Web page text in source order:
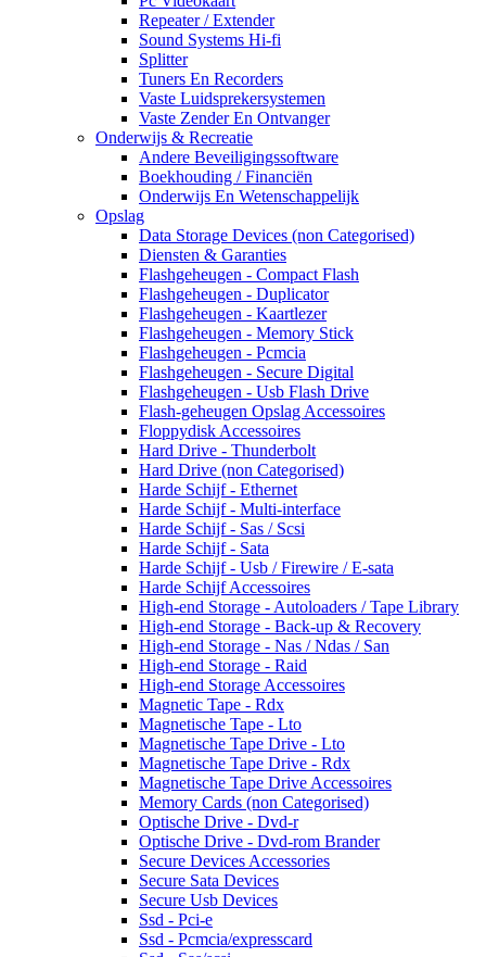
Repeater / Extender
Sound Systems Hi-fi
Splitter
Tuners En Recorders
Vaste Luidsprekersystemen
Vaste Zender En Ontvanger
Onderwijs & Recreatie
Andere Beveiligingssoftware
Boekhouding / Financiën
Onderwijs En Wetenschappelijk
Opslag
Data Storage Devices (non Categorised)
Diensten & Garanties
Flashgeheugen - Compact Flash
Flashgeheugen - Duplicator
Flashgeheugen - Kaartlezer
Flashgeheugen - Memory Stick
Flashgeheugen - Pcmcia
Flashgeheugen - Secure Digital
Flashgeheugen - Usb Flash Drive
Flash-geheugen Opslag Accessoires
Floppydisk Accessoires
Hard Drive - Thunderbolt
Hard Drive (non Categorised)
Harde Schijf - Ethernet
Harde Schijf - Multi-interface
Harde Schijf - Sas / Scsi
Harde Schijf - Sata
Harde Schijf - Usb / Firewire / E-sata
Harde Schijf Accessoires
High-end Storage - Autoloaders / Tape Library
High-end Storage - Back-up & Recovery
High-end Storage - Nas / Ndas / San
High-end Storage - Raid
High-end Storage Accessoires
Magnetic Tape - Rdx
Magnetische Tape - Lto
Magnetische Tape Drive - Lto
Magnetische Tape Drive - Rdx
Magnetische Tape Drive Accessoires
Memory Cards (non Categorised)
Optische Drive - Dvd-r
Optische Drive - Dvd-rom Brander
Secure Devices Accessories
Secure Sata Devices
Secure Usb Devices
Ssd - Pci-e
Ssd - Pcmcia/expresscard